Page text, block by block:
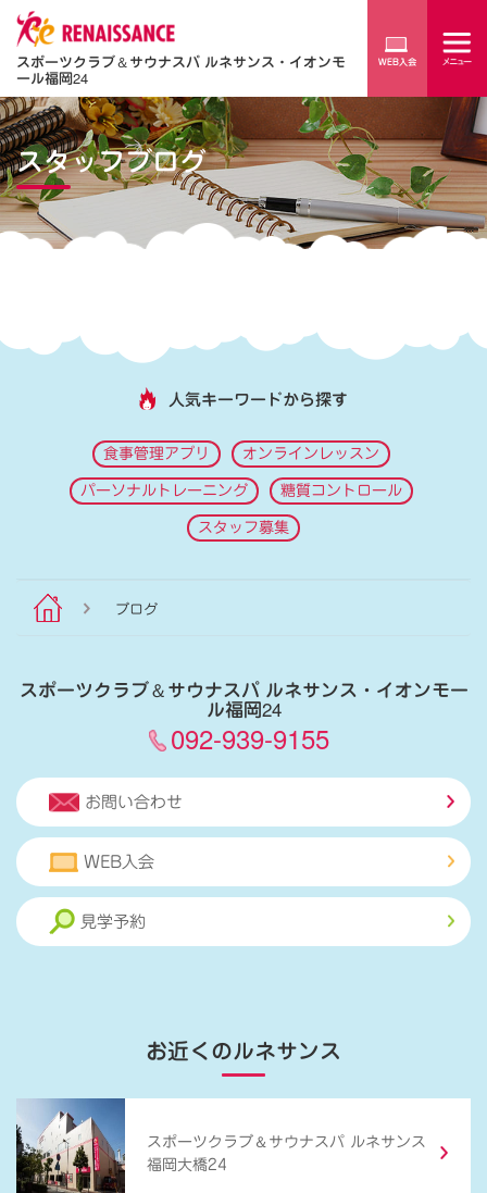
スポーツクラブ＆サウナスパ ルネサンス・イオンモ
ール福岡24
スタッフブログ
人気キーワードから探す
食事管理アプリ オンラインレッスン
パーソナルトレーニング 糖質コントロール
スタッフ募集
ブログ
スポーツクラブ＆サウナスパ ルネサンス・イオンモー
ル福岡24
092-939-9155
お問い合わせ
WEB入会
見学予約
お近くのルネサンス
スポーツクラブ ＆ サウナスパ ルネサンス
福岡大橋24